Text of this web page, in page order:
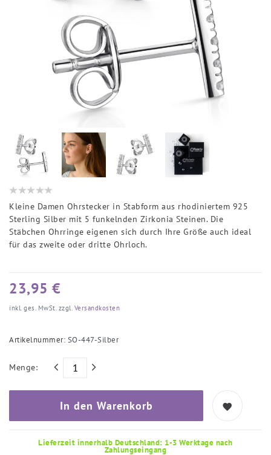
Kleine Damen Ohrstecker in Stabform aus rhodiniertem 925
Sterling Silber mit 5 funkelnden Zirkonia Steinen. Die
Stäbchen Ohrringe eigenen sich durch Ihre Größe auch ideal
für das zweite oder dritte Ohrloch.
23,95 €
inkl. ges. MwSt. zzgl. Versandkosten
Artikelnummer: SO-447-Silber
Menge:
In den Warenkorb
Lieferzeit innerhalb Deutschland: 1-3 Werktage nach
Zahlungseingang